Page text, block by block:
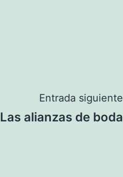
Entrada siguiente
Las alianzas de boda